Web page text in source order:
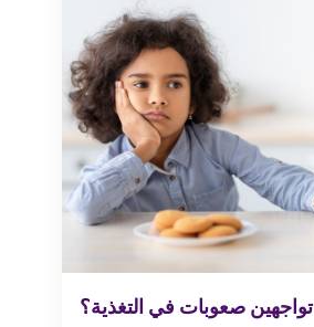
تواجهين صعوبات في التغذية؟